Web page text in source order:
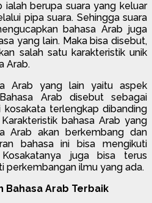
ialah berupa suara yang keluar
pipa suara. Sehingga suara
bahasa Arab juga
yang lain. Maka bisa disebut,
salah satu karakteristik unik
Arab.
Arab yang lain yaitu aspek
Arab disebut sebagai
terlengkap dibanding
bahasa Arab yang
Arab akan berkembang dan
bahasa ini bisa mengikuti
juga bisa terus
perkembangan ilmu yang ada.
Bahasa Arab Terbaik